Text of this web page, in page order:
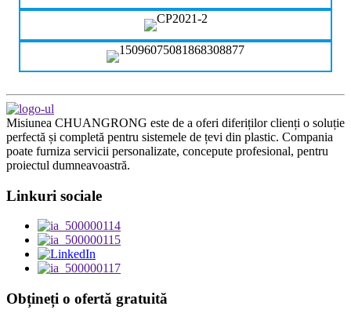
Misiunea CHUANGRONG este de a oferi diferiților clienți o soluție
perfectă și completă pentru sistemele de țevi din plastic. Compania
poate furniza servicii personalizate, concepute profesional, pentru
proiectul dumneavoastră.
Linkuri sociale
Obțineți o ofertă gratuită